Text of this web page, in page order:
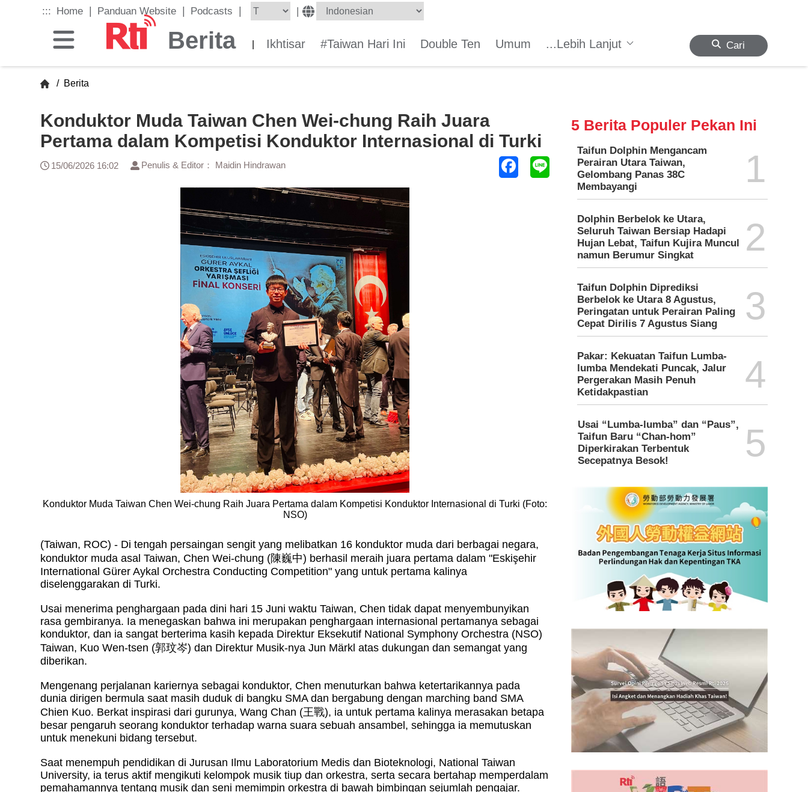
::: Home Panduan Website Podcasts |
Berita Ikhtisar #Taiwan Hari Ini Double Ten Umum ...Lebih Lanjut Cari
/ Berita
Konduktor Muda Taiwan Chen Wei-chung Raih Juara
Pertama dalam Kompetisi Konduktor Internasional di Turki
15/06/2026 16:02 Penulis & Editor： Maidin Hindrawan
Konduktor Muda Taiwan Chen Wei-chung Raih Juara Pertama dalam Kompetisi Konduktor Internasional di Turki (Foto:
NSO)
(Taiwan, ROC) - Di tengah persaingan sengit yang melibatkan 16 konduktor muda dari berbagai negara,
konduktor muda asal Taiwan, Chen Wei-chung (陳巍中) berhasil meraih juara pertama dalam "Eskişehir
International Gürer Aykal Orchestra Conducting Competition" yang untuk pertama kalinya
diselenggarakan di Turki.
Usai menerima penghargaan pada dini hari 15 Juni waktu Taiwan, Chen tidak dapat menyembunyikan
rasa gembiranya. Ia menegaskan bahwa ini merupakan penghargaan internasional pertamanya sebagai
konduktor, dan ia sangat berterima kasih kepada Direktur Eksekutif National Symphony Orchestra (NSO)
Taiwan, Kuo Wen-tsen (郭玟岑) dan Direktur Musik-nya Jun Märkl atas dukungan dan semangat yang
diberikan.
Mengenang perjalanan kariernya sebagai konduktor, Chen menuturkan bahwa ketertarikannya pada
dunia dirigen bermula saat masih duduk di bangku SMA dan bergabung dengan marching band SMA
Chien Kuo. Berkat inspirasi dari gurunya, Wang Chan (王戰), ia untuk pertama kalinya merasakan betapa
besar pengaruh seorang konduktor terhadap warna suara sebuah ansambel, sehingga ia memutuskan
untuk menekuni bidang tersebut.
Saat menempuh pendidikan di Jurusan Ilmu Laboratorium Medis dan Bioteknologi, National Taiwan
University, ia terus aktif mengikuti kelompok musik tiup dan orkestra, serta secara bertahap memperdalam
pemahamannya tentang musik dan seni memimpin orkestra di bawah bimbingan sejumlah pengajar.
5 Berita Populer Pekan Ini
Taifun Dolphin Mengancam
Perairan Utara Taiwan,
Gelombang Panas 38C
Membayangi
1
Dolphin Berbelok ke Utara,
Seluruh Taiwan Bersiap Hadapi
Hujan Lebat, Taifun Kujira Muncul
namun Berumur Singkat
2
Taifun Dolphin Diprediksi
Berbelok ke Utara 8 Agustus,
Peringatan untuk Perairan Paling
Cepat Dirilis 7 Agustus Siang
3
Pakar: Kekuatan Taifun Lumba-
lumba Mendekati Puncak, Jalur
Pergerakan Masih Penuh
Ketidakpastian
4
Usai “Lumba-lumba” dan “Paus”,
Taifun Baru “Chan-hom”
Diperkirakan Terbentuk
Secepatnya Besok!
5